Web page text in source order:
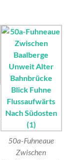
50a-Fuhneaue
Zwischen